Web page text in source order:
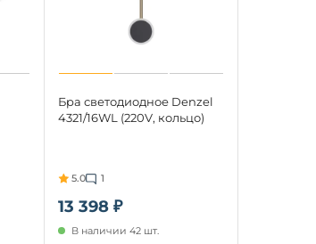
13 398 ₽
Бра светодиодное Denzel
4321/16WL (220V, кольцо)
5.0 1
В наличии 42 шт.